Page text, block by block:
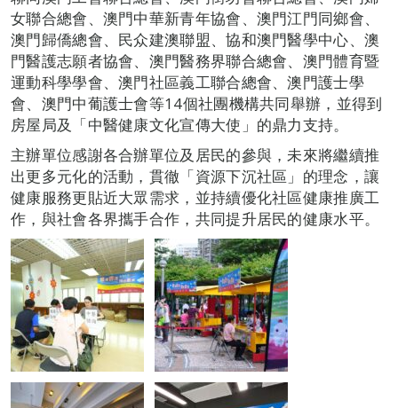
女聯合總會、澳門中華新青年協會、澳門江門同鄉會、
澳門歸僑總會、民众建澳聯盟、協和澳門醫學中心、澳
門醫護志願者協會、澳門醫務界聯合總會、澳門體育暨
運動科學學會、澳門社區義工聯合總會、澳門護士學
會、澳門中葡護士會等14個社團機構共同舉辦，並得到
房屋局及「中醫健康文化宣傳大使」的鼎力支持。
主辦單位感謝各合辦單位及居民的參與，未來將繼續推
出更多元化的活動，貫徹「資源下沉社區」的理念，讓
健康服務更貼近大眾需求，並持續優化社區健康推廣工
作，與社會各界攜手合作，共同提升居民的健康水平。